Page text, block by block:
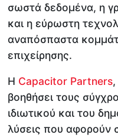
σωστά δεδομένα, η
και η εύρωστη
αναπόσπαστα
επιχείρησης.
Η Capacitor Partners,
βοηθήσει τους
ιδιωτικού και του
λύσεις που αφορούν